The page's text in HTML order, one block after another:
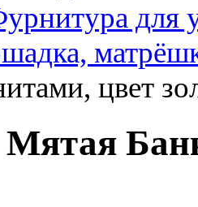
для
цвет
Мятая